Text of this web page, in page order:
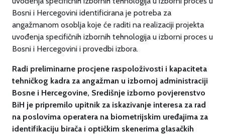
Bosni i Hercegovini identificirana je potreba za
angažmanom osoblja koje će raditi na realizaciji projekta
uvođenja specifičnih izbornih tehnologija u izborni proces u
Bosni i Hercegovini i provedbi izbora.
Radi preliminarne procjene raspoloživosti i kapaciteta
tehničkog kadra za angažman u izbornoj administraciji
Bosne i Hercegovine, Središnje izborno povjerenstvo
BiH je pripremilo upitnik za iskazivanje interesa za rad
na poslovima operatera na biometrijskim uređajima za
identifikaciju birača i optičkim skenerima glasačkih